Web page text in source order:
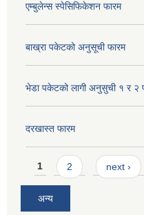
एम्बुलेन्स स्पेसिफिकेशन फारम
बाख्रा पकेटको अनुसूची फारम
भेडा पकेटको लागी अनुसुची १ र २
दरखास्त फारम
Pages
1 2 next ›
अन्य